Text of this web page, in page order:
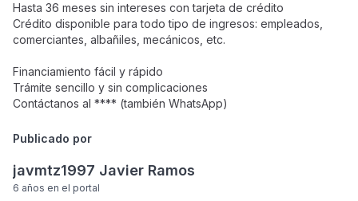
Hasta 36 meses sin intereses con tarjeta de crédito
Crédito disponible para todo tipo de ingresos: empleados,
comerciantes, albañiles, mecánicos, etc.
Financiamiento fácil y rápido
Trámite sencillo y sin complicaciones
Contáctanos al **** (también WhatsApp)
Publicado por
javmtz1997 Javier Ramos
6 años en el portal